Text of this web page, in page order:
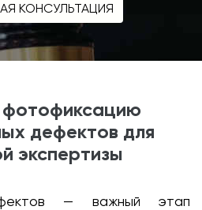
КОНСУЛЬТАЦИЯ
фотофиксацию
дефектов для
экспертизы
— важный этап